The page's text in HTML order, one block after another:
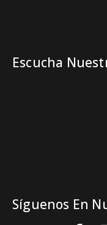
Escucha
Síguenos En